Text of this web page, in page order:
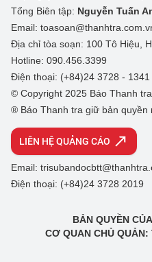
Tổng Biên tập: Nguyễn Tuấn
Email:
Địa chỉ tòa soạn: 100 Tô Hiệu,
Hotline: 090.456.3399
Điện thoại: (+84)24 3728 -
© Copyright 2025 Báo Thanh
® Báo Thanh tra giữ bản quyền
LIÊN HỆ QUẢNG CÁO
Email:
Điện thoại: (+84)24 3728 2019
BẢN QUYỀN
CƠ QUAN CHỦ QUẢN: